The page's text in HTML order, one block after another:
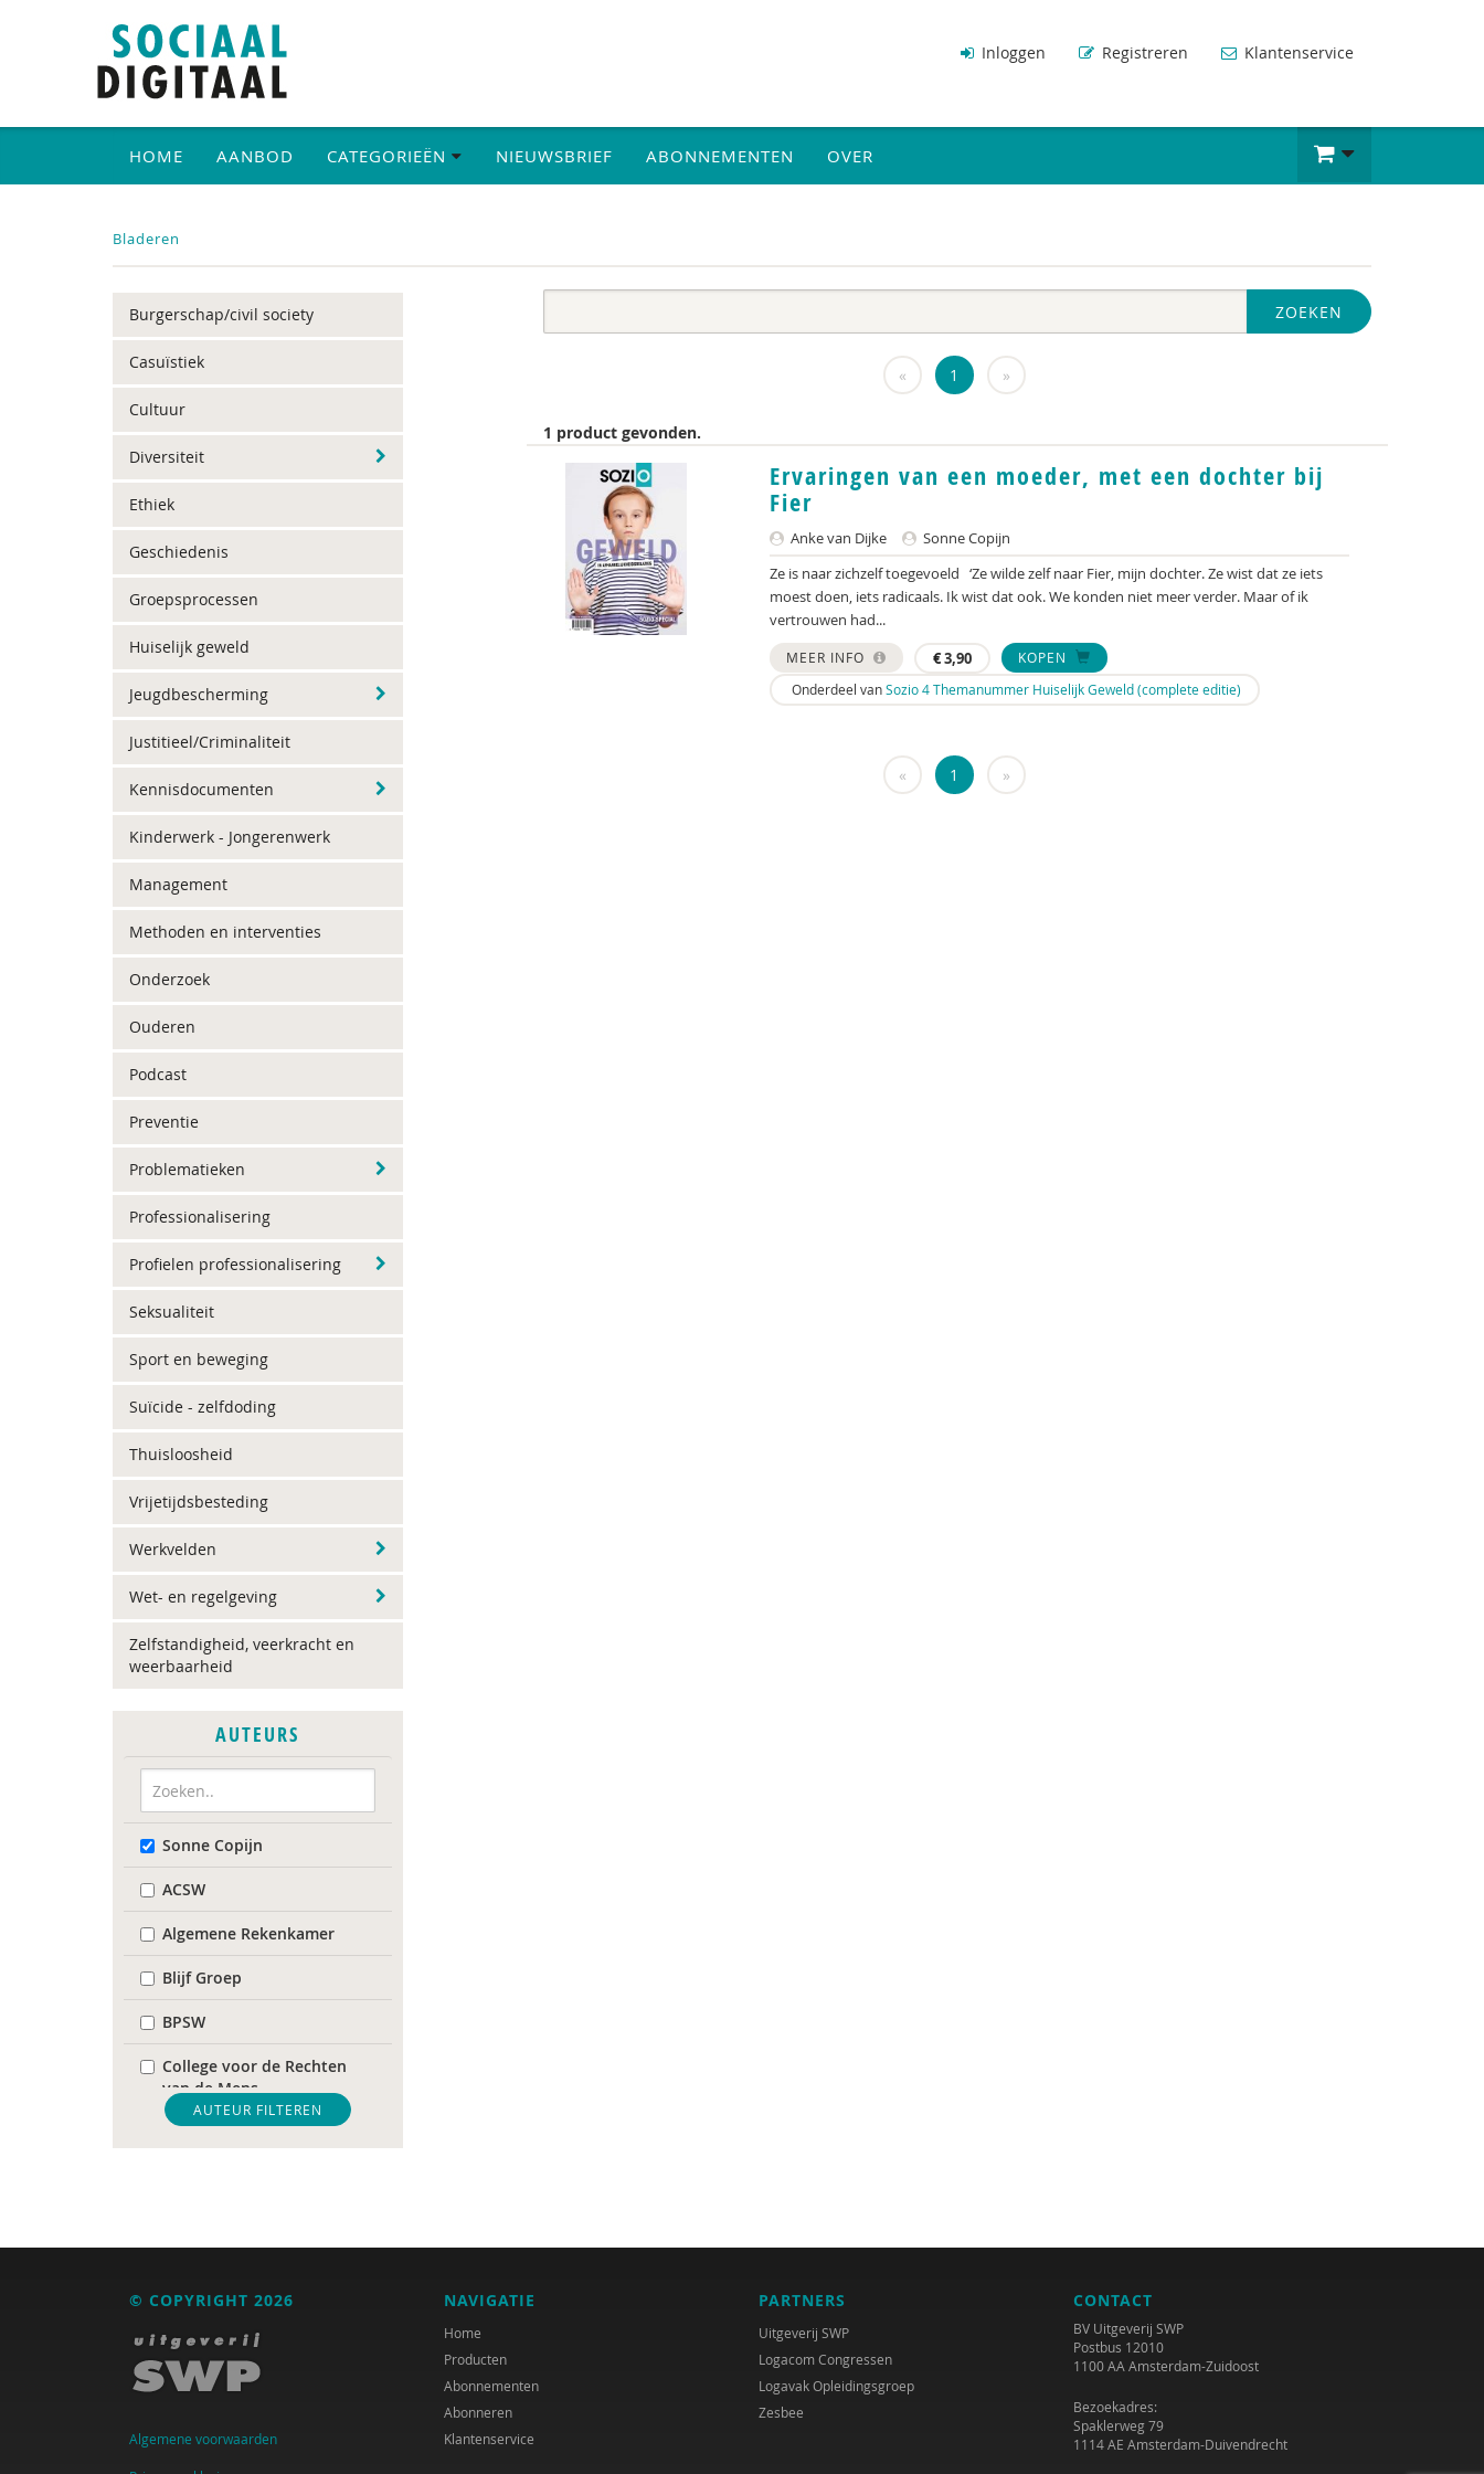
Inloggen Registreren Klantenservice
HOME AANBOD CATEGORIEËN NIEUWSBRIEF ABONNEMENTEN OVER
Bladeren
Burgerschap/civil society
Casuïstiek
Cultuur
Diversiteit
Ethiek
Geschiedenis
Groepsprocessen
Huiselijk geweld
Jeugdbescherming
Justitieel/Criminaliteit
Kennisdocumenten
Kinderwerk - Jongerenwerk
Management
Methoden en interventies
Onderzoek
Ouderen
Podcast
Preventie
Problematieken
Professionalisering
Profielen professionalisering
Seksualiteit
Sport en beweging
Suïcide - zelfdoding
Thuisloosheid
Vrijetijdsbesteding
Werkvelden
Wet- en regelgeving
Zelfstandigheid, veerkracht en
weerbaarheid
AUTEURS
Sonne Copijn
ACSW
Algemene Rekenkamer
Blijf Groep
BPSW
College voor de Rechten
van de Mens
De Raad voor
Volksgezondheid &
DIVOSA
FEMA
Fier
GREVIO
AUTEUR FILTEREN
ZOEKEN
« 1 »
1 product gevonden.
Ervaringen van een moeder, met een dochter bij
Fier
Anke van Dijke
Sonne Copijn
Ze is naar zichzelf toegevoeld ‘Ze wilde zelf naar Fier, mijn dochter. Ze wist dat ze iets
moest doen, iets radicaals. Ik wist dat ook. We konden niet meer verder. Maar of ik
vertrouwen had...
MEER INFO €3,90
KOPEN
Onderdeel vanSozio 4 Themanummer Huiselijk Geweld (complete editie)
« 1 »
© COPYRIGHT 2026
Algemene voorwaarden
NAVIGATIE
Home
Producten
Abonnementen
Abonneren
Klantenservice
PARTNERS
Uitgeverij SWP
Logacom Congressen
Logavak Opleidingsgroep
Zesbee
CONTACT
BV Uitgeverij SWP
Postbus 12010
1100 AA Amsterdam-Zuidoost
Bezoekadres:
Spaklerweg 79
1114 AE Amsterdam-Duivendrecht